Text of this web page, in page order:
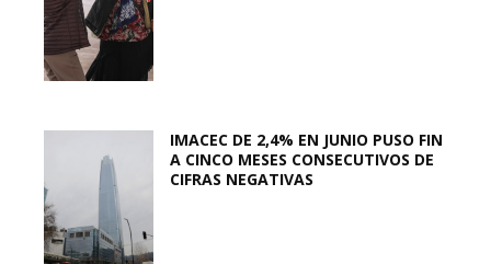
IMACEC DE 2,4% EN JUNIO PUSO FIN
A CINCO MESES CONSECUTIVOS DE
CIFRAS NEGATIVAS